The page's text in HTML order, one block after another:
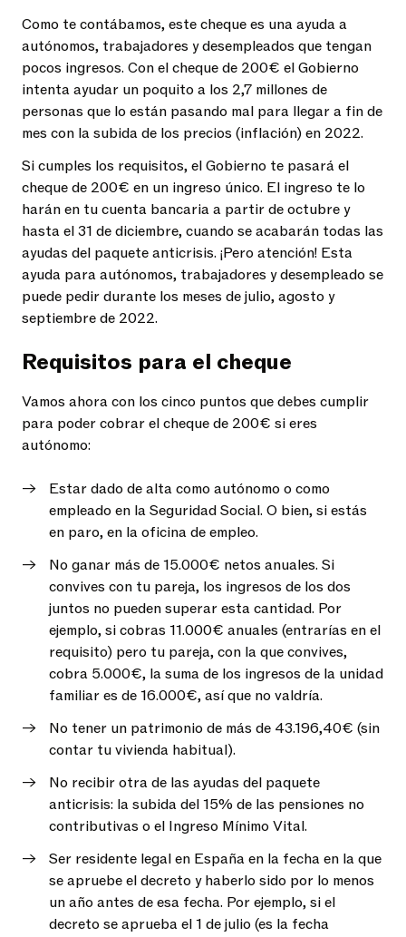
Como te contábamos, este cheque es una ayuda a
autónomos, trabajadores y desempleados que tengan
pocos ingresos. Con el cheque de 200€ el Gobierno
intenta ayudar un poquito a los 2,7 millones de
personas que lo están pasando mal para llegar a fin de
mes con la subida de los precios (inflación) en 2022.
Si cumples los requisitos, el Gobierno te pasará el
cheque de 200€ en un ingreso único. El ingreso te lo
harán en tu cuenta bancaria a partir de octubre y
hasta el 31 de diciembre, cuando se acabarán todas las
ayudas del paquete anticrisis. ¡Pero atención! Esta
ayuda para autónomos, trabajadores y desempleado se
puede pedir durante los meses de julio, agosto y
septiembre de 2022.
Requisitos para el cheque
Vamos ahora con los cinco puntos que debes cumplir
para poder cobrar el cheque de 200€ si eres
autónomo:
Estar dado de alta como autónomo o como
empleado en la Seguridad Social. O bien, si estás
en paro, en la oficina de empleo.
No ganar más de 15.000€ netos anuales. Si
convives con tu pareja, los ingresos de los dos
juntos no pueden superar esta cantidad. Por
ejemplo, si cobras 11.000€ anuales (entrarías en el
requisito) pero tu pareja, con la que convives,
cobra 5.000€, la suma de los ingresos de la unidad
familiar es de 16.000€, así que no valdría.
No tener un patrimonio de más de 43.196,40€ (sin
contar tu vivienda habitual).
No recibir otra de las ayudas del paquete
anticrisis: la subida del 15% de las pensiones no
contributivas o el Ingreso Mínimo Vital.
Ser residente legal en España en la fecha en la que
se apruebe el decreto y haberlo sido por lo menos
un año antes de esa fecha. Por ejemplo, si el
decreto se aprueba el 1 de julio (es la fecha